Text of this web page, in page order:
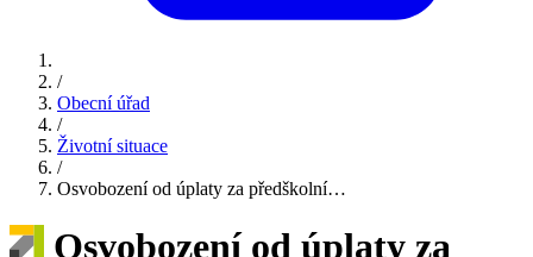
/
Obecní úřad
/
Životní situace
/
Osvobození od úplaty za předškolní…
Osvobození od úplaty za